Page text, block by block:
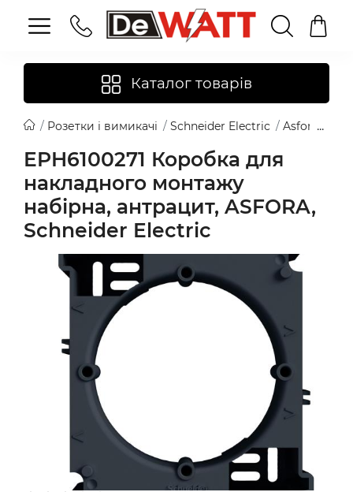
Каталог товарів
Розетки і вимикачі Schneider Electric Asfora
EPH6100271 Коробка для
накладного монтажу
набірна, антрацит, ASFORA,
Schneider Electric